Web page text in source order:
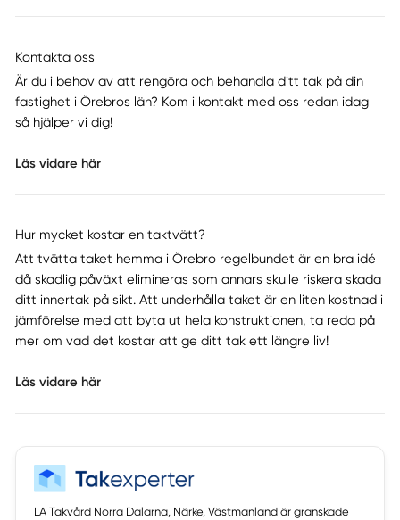
Kontakta oss
Är du i behov av att rengöra och behandla ditt tak på din
fastighet i Örebros län? Kom i kontakt med oss redan idag
så hjälper vi dig!
Läs vidare här
Hur mycket kostar en taktvätt?
Att tvätta taket hemma i Örebro regelbundet är en bra idé
då skadlig påväxt elimineras som annars skulle riskera skada
ditt innertak på sikt. Att underhålla taket är en liten kostnad i
jämförelse med att byta ut hela konstruktionen, ta reda på
mer om vad det kostar att ge ditt tak ett längre liv!
Läs vidare här
LA Takvård Norra Dalarna, Närke, Västmanland är granskade